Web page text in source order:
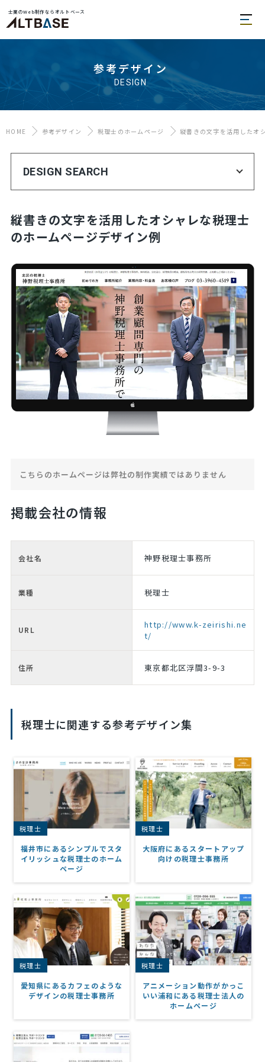
士業のWeb制作ならオルトベース
参考デザイン
DESIGN
HOME 参考デザイン 税理士のホームページ 縦書きの文字を活用したオ
DESIGN SEARCH
縦書きの文字を活用したオシャレな税理士
のホームページデザイン例
こちらのホームページは弊社の制作実績ではありません
掲載会社の情報
会社名 神野税理士事務所
業種 税理士
URL
http://www.k-zeirishi.ne
t/
住所 東京都北区浮間3-9-3
税理士に関連する参考デザイン集
税理士
福井市にあるシンプルでスタ
イリッシュな税理士のホーム
ページ
税理士
大阪府にあるスタートアップ
向けの税理士事務所
税理士
愛知県にあるカフェのような
デザインの税理士事務所
税理士
アニメーション動作がかっこ
いい浦和にある税理士法人の
ホームページ